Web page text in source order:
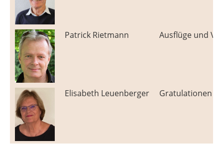
Patrick Rietmann Ausflüge und
Elisabeth Leuenberger Gratulationen